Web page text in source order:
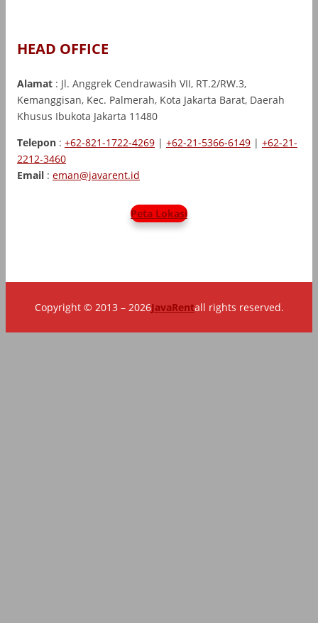
HEAD OFFICE
Alamat : Jl. Anggrek Cendrawasih VII, RT.2/RW.3,
Kemanggisan, Kec. Palmerah, Kota Jakarta Barat, Daerah
Khusus Ibukota Jakarta 11480
Telepon : +62-821-1722-4269 | +62-21-5366-6149 | +62-21-
2212-3460
Email : eman@javarent.id
Peta Lokasi
Copyright © 2013 – 2026JavaRentall rights reserved.